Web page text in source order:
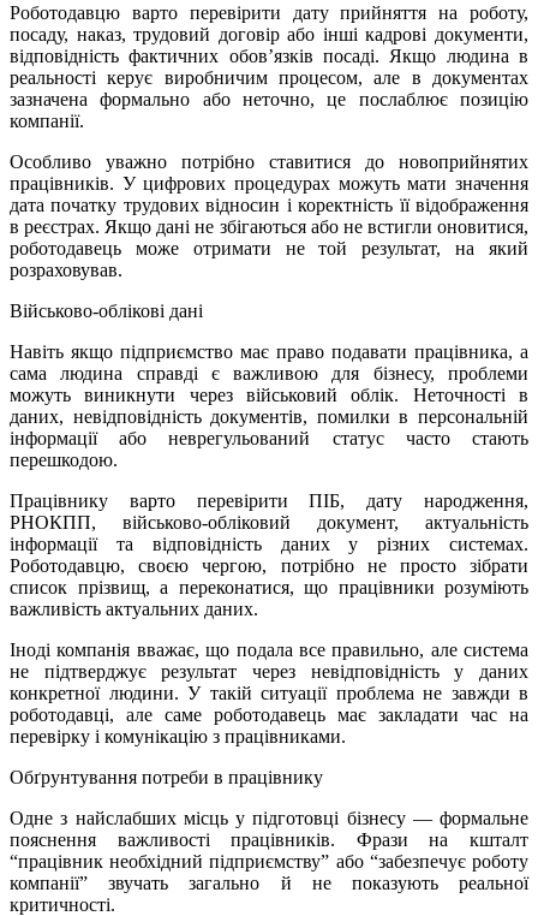
Роботодавцю варто перевірити дату прийняття на роботу,
посаду, наказ, трудовий договір або інші кадрові документи,
відповідність фактичних обов’язків посаді. Якщо людина в
реальності керує виробничим процесом, але в документах
зазначена формально або неточно, це послаблює позицію
компанії.
Особливо уважно потрібно ставитися до новоприйнятих
працівників. У цифрових процедурах можуть мати значення
дата початку трудових відносин і коректність її відображення
в реєстрах. Якщо дані не збігаються або не встигли оновитися,
роботодавець може отримати не той результат, на який
розраховував.
Військово-облікові дані
Навіть якщо підприємство має право подавати працівника, а
сама людина справді є важливою для бізнесу, проблеми
можуть виникнути через військовий облік. Неточності в
даних, невідповідність документів, помилки в персональній
інформації або неврегульований статус часто стають
перешкодою.
Працівнику варто перевірити ПІБ, дату народження,
РНОКПП, військово-обліковий документ, актуальність
інформації та відповідність даних у різних системах.
Роботодавцю, своєю чергою, потрібно не просто зібрати
список прізвищ, а переконатися, що працівники розуміють
важливість актуальних даних.
Іноді компанія вважає, що подала все правильно, але система
не підтверджує результат через невідповідність у даних
конкретної людини. У такій ситуації проблема не завжди в
роботодавці, але саме роботодавець має закладати час на
перевірку і комунікацію з працівниками.
Обґрунтування потреби в працівнику
Одне з найслабших місць у підготовці бізнесу — формальне
пояснення важливості працівників. Фрази на кшталт
“працівник необхідний підприємству” або “забезпечує роботу
компанії” звучать загально й не показують реальної
критичності.